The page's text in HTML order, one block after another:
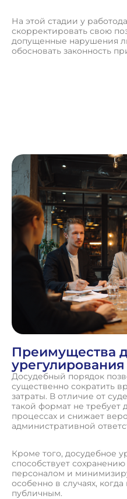
На этой стадии у
скорректировать свою
допущенные нарушения
обосновать законность
Преимущества
урегулирования
Досудебный порядок
существенно сократить
затраты. В отличие от
такой формат не требует
процессах и снижает
административной
Кроме того, досудебное
способствует
персоналом и
особенно в случаях,
публичным.